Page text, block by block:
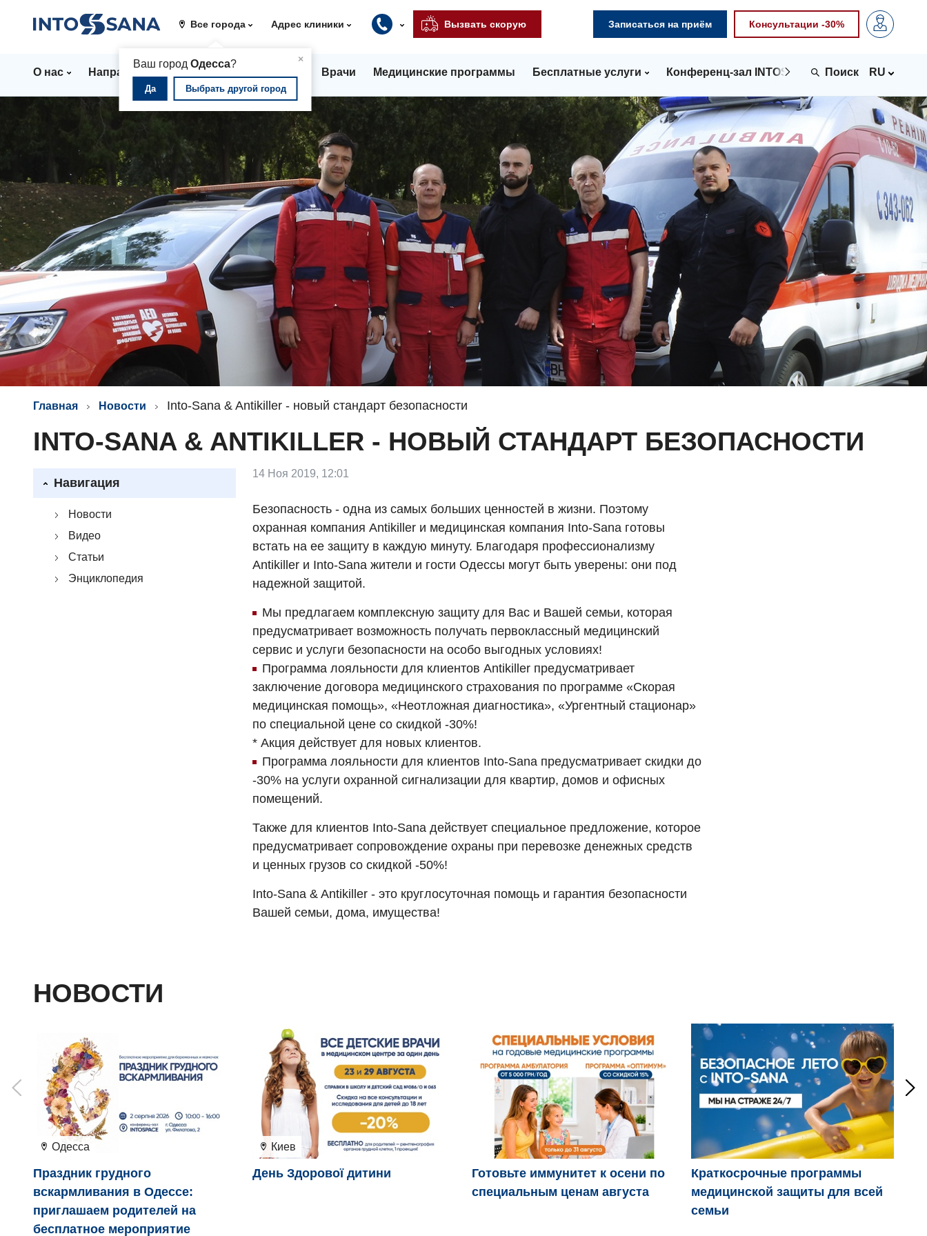
Все города
×
Ваш город Одесса?
Да Выбрать другой город
Адрес клиники Вызвать скорую Записаться на приём Консультации -30%
О нас Направления Стационар Врачи Медицинские программы Бесплатные услуги Конференц-зал INTOSPACE Контакты
RU
Главная Новости Into-Sana & Antikiller - новый стандарт безопасности
INTO-SANA & ANTIKILLER - НОВЫЙ СТАНДАРТ БЕЗОПАСНОСТИ
Навигация
Новости
Видео
Статьи
Энциклопедия
14 Ноя 2019, 12:01
Безопасность - одна из самых больших ценностей в жизни. Поэтому
охранная компания Antikiller и медицинская компания Into-Sana готовы
встать на ее защиту в каждую минуту. Благодаря профессионализму
Antikiller и Into-Sana жители и гости Одессы могут быть уверены: они под
надежной защитой.
Мы предлагаем комплексную защиту для Вас и Вашей семьи, которая
предусматривает возможность получать первоклассный медицинский
сервис и услуги безопасности на особо выгодных условиях!
Программа лояльности для клиентов Antikiller предусматривает
заключение договора медицинского страхования по программе «Скорая
медицинская помощь», «Неотложная диагностика», «Ургентный стационар»
по специальной цене со скидкой -30%!
* Акция действует для новых клиентов.
Программа лояльности для клиентов Into-Sana предусматривает скидки до
-30% на услуги охранной сигнализации для квартир, домов и офисных
помещений.
Также для клиентов Into-Sana действует специальное предложение, которое
предусматривает сопровождение охраны при перевозке денежных средств
и ценных грузов со скидкой -50%!
Into-Sana & Antikiller - это круглосуточная помощь и гарантия безопасности
Вашей семьи, дома, имущества!
НОВОСТИ
Одесса
Праздник грудного
вскармливания в Одессе:
приглашаем родителей на
бесплатное мероприятие
Киев
День Здорової дитини
Готовьте иммунитет к осени по
специальным ценам августа
Краткосрочные программы
медицинской защиты для всей
семьи